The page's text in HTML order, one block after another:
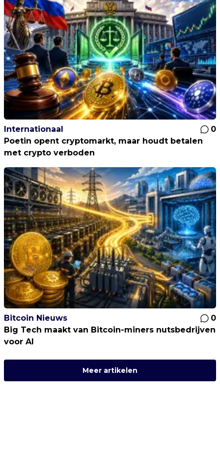
Internationaal
0
Poetin opent cryptomarkt, maar houdt betalen
met crypto verboden
Bitcoin Nieuws
0
Big Tech maakt van Bitcoin-miners nutsbedrijven
voor AI
Meer artikelen